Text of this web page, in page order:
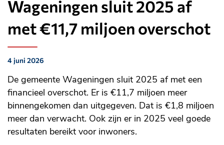
Wageningen sluit 2025 af
met €11,7 miljoen overschot
Gepubliceerd
op:
4 juni 2026
De gemeente Wageningen sluit 2025 af met een
financieel overschot. Er is €11,7 miljoen meer
binnengekomen dan uitgegeven. Dat is €1,8 miljoen
meer dan verwacht. Ook zijn er in 2025 veel goede
resultaten bereikt voor inwoners.